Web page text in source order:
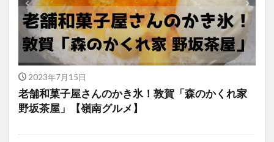
2023年7月15日
老舗和菓子屋さんのかき氷！敦賀「森のかくれ家
野坂茶屋」【嶺南グルメ】